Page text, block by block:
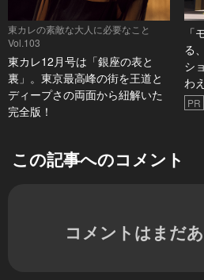
東カレの素敵な大人に必要なこと
Vol.103
東カレ12月号は「銀座の表と
裏」。東京最高峰の街を王道と
ディープさの両面から紐解いた
完全版！
「
る
シ
わ
PR
この記事へのコメント
コメントはまだ